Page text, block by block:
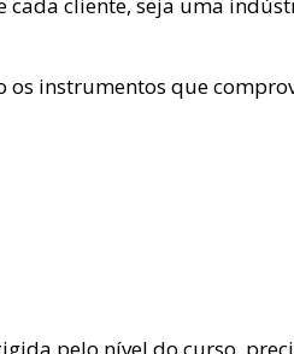
os instrumentos que